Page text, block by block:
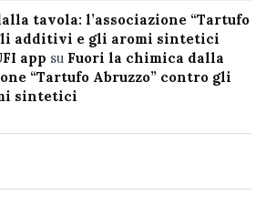
tavola: l’associazione “Tartufo
additivi e gli aromi sintetici
app su Fuori la chimica dalla
“Tartufo Abruzzo” contro gli
sintetici